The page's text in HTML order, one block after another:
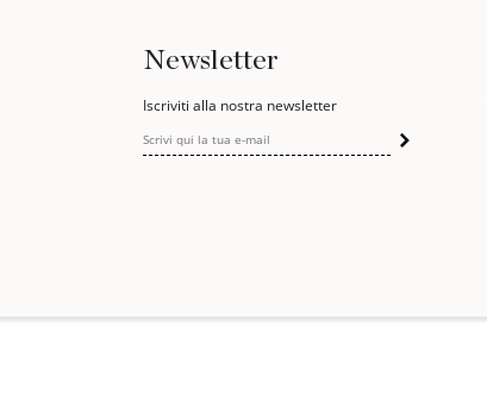
Newsletter
Iscriviti alla nostra newsletter